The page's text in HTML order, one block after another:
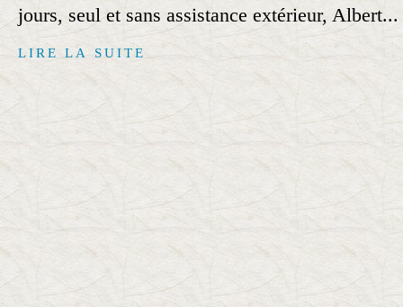
jours, seul et sans assistance extérieur, Albert...
LIRE LA SUITE